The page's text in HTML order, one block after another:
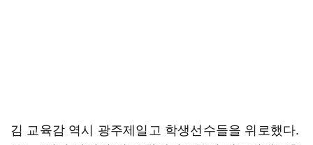
김 교육감 역시 광주제일고 학생선수들을 위로했다.